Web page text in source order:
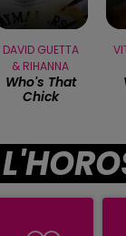
DAVID GUETTA
& RIHANNA
Who's That
Chick